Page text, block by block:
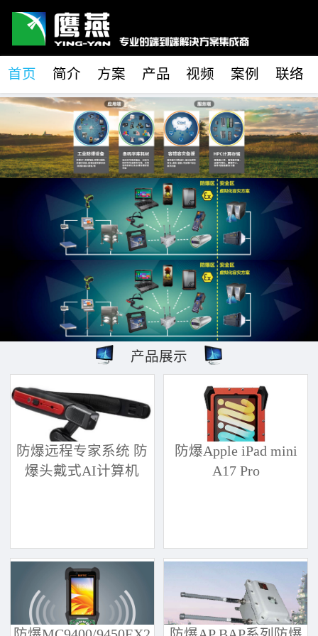
首页 简介 方案 产品 视频 案例 联络
产品展示
防爆远程专家系统 防
爆头戴式AI计算机
防爆Apple iPad mini
A17 Pro